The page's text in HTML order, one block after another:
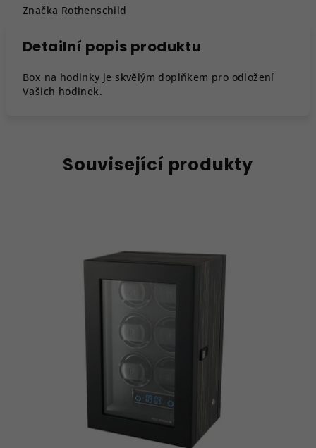
Značka Rothenschild
Detailní popis produktu
Box na hodinky je skvělým doplňkem pro odložení
Vašich hodinek.
Související produkty